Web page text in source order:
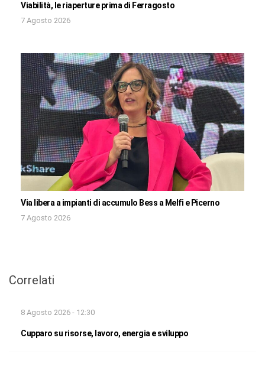
Viabilità, le riaperture prima di Ferragosto
7 Agosto 2026
Via libera a impianti di accumulo Bess a Melfi e Picerno
7 Agosto 2026
Correlati
8 Agosto 2026 - 12:30
Cupparo su risorse, lavoro, energia e sviluppo